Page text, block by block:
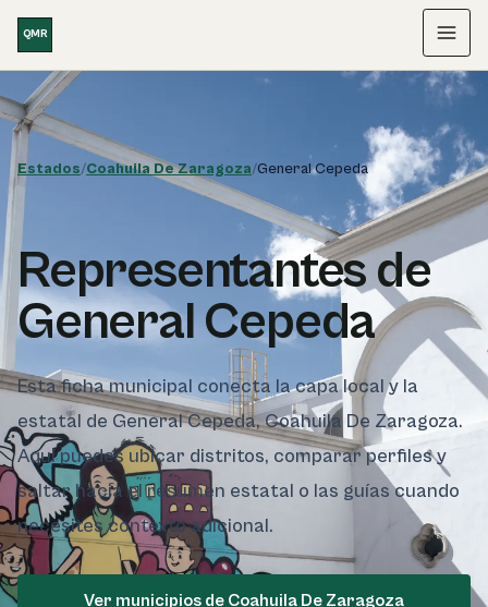
QMR Menú
Estados/Coahuila De Zaragoza/General Cepeda
Representantes de
General Cepeda
Esta ficha municipal conecta la capa local y la
estatal de General Cepeda, Coahuila De Zaragoza.
Aquí puedes ubicar distritos, comparar perfiles y
saltar hacia el resumen estatal o las guías cuando
necesites contexto adicional.
Ver municipios de Coahuila De Zaragoza